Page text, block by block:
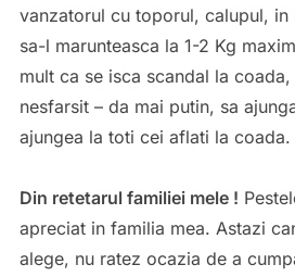
vanzatorul cu toporul, calupul, in
sa-l marunteasca la 1-2 Kg
mult ca se isca scandal la
nesfarsit – da mai putin, sa
ajungea la toti cei aflati la coada.
Din retetarul familiei mele !
apreciat in familia mea. Astazi
alege, nu ratez ocazia de a